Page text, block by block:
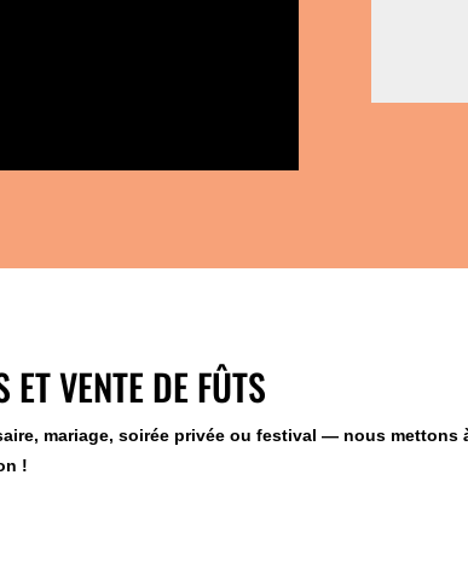
VENTE DE FÛTS
mariage, soirée privée ou festival — nous
!